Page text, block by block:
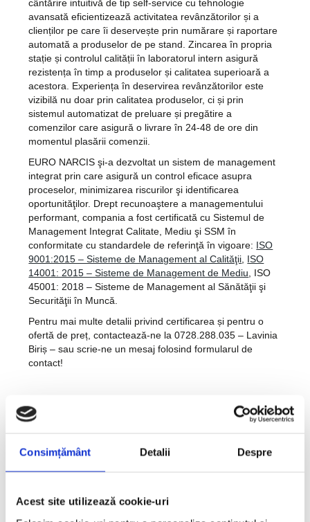
Consimțământ Detalii Despre
Acest site utilizează cookie-uri
cântărire intuitivă de tip self-service cu tehnologie
avansată eficientizează activitatea revânzătorilor și a
clienților pe care îi deservește prin numărare și raportare
automată a produselor de pe stand. Zincarea în propria
stație și controlul calității în laboratorul intern asigură
rezistența în timp a produselor și calitatea superioară a
acestora. Experiența în deservirea revânzătorilor este
vizibilă nu doar prin calitatea produselor, ci și prin
sistemul automatizat de preluare și pregătire a
comenzilor care asigură o livrare în 24-48 de ore din
momentul plasării comenzii.
EURO NARCIS şi-a dezvoltat un sistem de management
integrat prin care asigură un control eficace asupra
proceselor, minimizarea riscurilor şi identificarea
oportunităţilor. Drept recunoaştere a managementului
performant, compania a fost certificată cu Sistemul de
Management Integrat Calitate, Mediu şi SSM în
conformitate cu standardele de referinţă în vigoare: ISO
9001:2015 – Sisteme de Management al Calităţii ISO
14001: 2015 – Sisteme de Management de Mediu , ISO
45001: 2018 – Sisteme de Management al Sănătăţii şi
Securităţii în Muncă.
Pentru mai multe detalii privind certificarea și pentru o
ofertă de preț, contactează-ne la 0728.288.035 – Lavinia
Biriș – sau scrie-ne un mesaj folosind formularul de
contact!
Distribuie